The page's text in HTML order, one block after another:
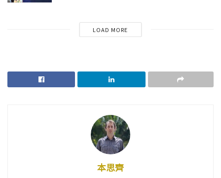
LOAD MORE
本思齊